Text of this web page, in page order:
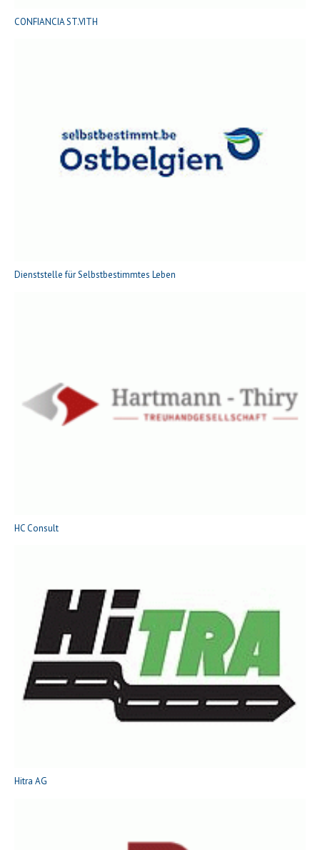
CONFIANCIA ST.VITH
Dienststelle für Selbstbestimmtes Leben
HC Consult
Hitra AG